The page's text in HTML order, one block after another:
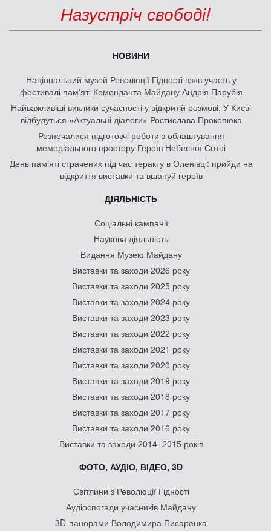
Назустріч свободі!
НОВИНИ
Національний музей Революції Гідності взяв участь у
фестивалі пам'яті Коменданта Майдану Андрія Парубія
Найважливіші виклики сучасності у відкритій розмові. У Києві
відбудуться «Актуальні діалоги» Ростислава Прокопюка
Розпочалися підготовчі роботи з облаштування
меморіального простору Героїв Небесної Сотні
День памʼяті страчених під час теракту в Оленівці: прийди на
відкриття виставки та вшануй героїв
ДІЯЛЬНІСТЬ
Соціальні кампанії
Наукова діяльність
Видання Музею Майдану
Виставки та заходи 2026 року
Виставки та заходи 2025 року
Виставки та заходи 2024 року
Виставки та заходи 2023 року
Виставки та заходи 2022 року
Виставки та заходи 2021 року
Виставки та заходи 2020 року
Виставки та заходи 2019 року
Виставки та заходи 2018 року
Виставки та заходи 2017 року
Виставки та заходи 2016 року
Виставки та заходи 2014–2015 років
ФОТО, АУДІО, ВІДЕО, 3D
Світлини з Революції Гідності
Аудіоспогади учасників Майдану
3D-панорами Володимира Писаренка